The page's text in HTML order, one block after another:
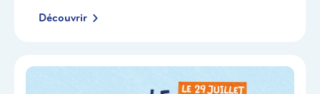
Découvrir